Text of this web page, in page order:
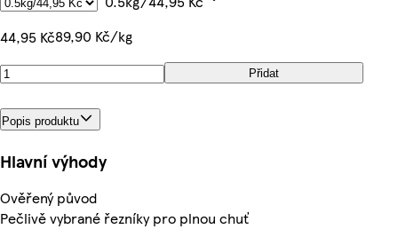
44,95 Kč89,90 Kč/kg
Přidat
Popis produktu
Hlavní výhody
Ověřený původ
Pečlivě vybrané řezníky pro plnou chuť